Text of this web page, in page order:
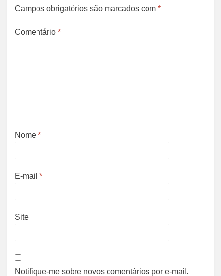
Campos obrigatórios são marcados com *
Comentário *
Nome *
E-mail *
Site
Notifique-me sobre novos comentários por e-mail.